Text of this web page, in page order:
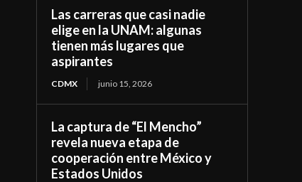
Las carreras que casi nadie
elige en la UNAM: algunas
tienen más lugares que
aspirantes
CDMX junio 15, 2026
La captura de “El Mencho”
revela nueva etapa de
cooperación entre México y
Estados Unidos